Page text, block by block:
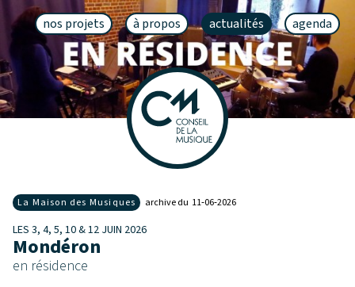
nos projets à propos actualités agenda
La Maison des Musiques archive du 11‑06‑2026
LES 3, 4, 5, 10 & 12 JUIN 2026
Mondéron
en résidence